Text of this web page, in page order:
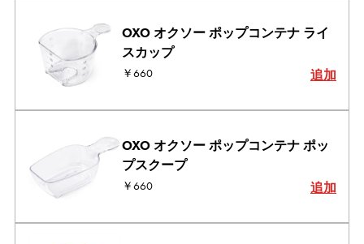
OXO オクソー ポップコンテナ ライ
スカップ
￥660 追加
OXO オクソー ポップコンテナ ポッ
プスクープ
￥660 追加